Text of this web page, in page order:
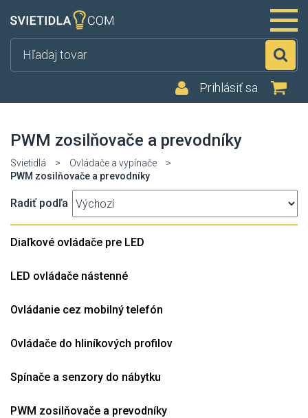
Prihlásiť sa
PWM zosilňovače a prevodníky
Svietidlá > Ovládače a vypínače
>
PWM zosilňovače a prevodníky
Radiť podľa
Diaľkové ovládače pre LED
LED ovládače nástenné
Ovládanie cez mobilný telefón
Ovládače do hliníkových profilov
Spínače a senzory do nábytku
PWM zosilňovače a prevodníky